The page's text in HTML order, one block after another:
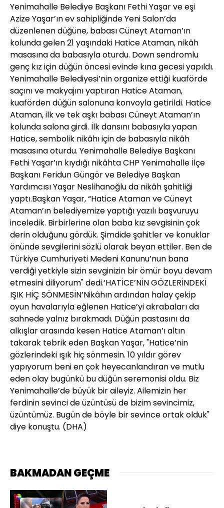
Yenimahalle Belediye Başkanı Fethi Yaşar ve eşi
Azize Yaşar’ın ev sahipliğinde Yeni Salon’da
düzenlenen düğüne, babası Cüneyt Ataman’ın
kolunda gelen 21 yaşındaki Hatice Ataman, nikâh
masasına da babasıyla oturdu. Down sendromlu
genç kız için düğün öncesi evinde kına gecesi yapıldı.
Yenimahalle Belediyesi’nin organize ettiği kuaförde
saçını ve makyajını yaptıran Hatice Ataman,
kuaförden düğün salonuna konvoyla getirildi. Hatice
Ataman, ilk ve tek aşkı babası Cüneyt Ataman’ın
kolunda salona girdi. İlk dansını babasıyla yapan
Hatice, sembolik nikâhı için de babasıyla nikâh
masasına oturdu. Yenimahalle Belediye Başkanı
Fethi Yaşar’ın kıydığı nikâhta CHP Yenimahalle İlçe
Başkanı Feridun Güngör ve Belediye Başkan
Yardımcısı Yaşar Neslihanoğlu da nikâh şahitliği
yaptı.Başkan Yaşar, “Hatice Ataman ve Cüneyt
Ataman’ın belediyemize yaptığı yazılı başvuruyu
inceledik. Birbirlerine olan baba kız sevgisinin çok
derin olduğunu gördük. Şimdide şahitler ve konuklar
önünde sevgilerini sözlü olarak beyan ettiler. Ben de
Türkiye Cumhuriyeti Medeni Kanunu’nun bana
verdiği yetkiyle sizin sevginizin bir ömür boyu devam
etmesini diliyorum" dedi.‘HATİCE’NİN GÖZLERİNDEKİ
IŞIK HİÇ SÖNMESİN’Nikâhın ardından halay çekip
oyun havalarıyla eğlenen Hatice’yi akrabaları da
sahnede yalnız bırakmadı. Düğün pastasını da
alkışlar arasında kesen Hatice Ataman’ı altın
takarak tebrik eden Başkan Yaşar, "Hatice’nin
gözlerindeki ışık hiç sönmesin. 10 yıldır görev
yapıyorum beni en çok heyecanlandıran ve mutlu
eden olay bugünkü bu düğün seremonisi oldu. Biz
Yenimahalle’de büyük bir aileyiz. Ailemizin her
ferdinin sevinci de üzüntüsü de bizim sevincimiz,
üzüntümüz. Bugün de böyle bir sevince ortak olduk"
diye konuştu. (DHA)
BAKMADAN GEÇME